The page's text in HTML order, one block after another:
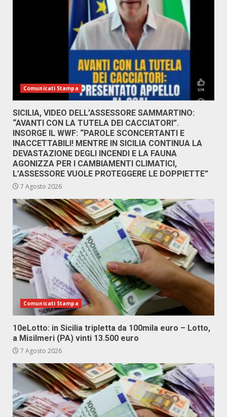
Comunicati Stampa
SICILIA, VIDEO DELL’ASSESSORE SAMMARTINO:
“AVANTI CON LA TUTELA DEI CACCIATORI”.
INSORGE IL WWF: “PAROLE SCONCERTANTI E
INACCETTABILI! MENTRE IN SICILIA CONTINUA LA
DEVASTAZIONE DEGLI INCENDI E LA FAUNA
AGONIZZA PER I CAMBIAMENTI CLIMATICI,
L’ASSESSORE VUOLE PROTEGGERE LE DOPPIETTE”
7 Agosto 2026
Comunicati Stampa
10eLotto: in Sicilia tripletta da 100mila euro – Lotto,
a Misilmeri (PA) vinti 13.500 euro
7 Agosto 2026